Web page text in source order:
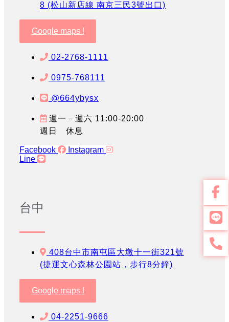
8 (松山新店線 南京三民3號出口)
Google maps !
02-2768-1111
0975-768111
@664ybysx
週一－週六 11:00-20:00
週日 休息
Facebook
Instagram
Line
台中
408台中市南屯區大墩十一街321號
(捷運文心森林公園站，步行8分鐘)
Google maps !
04-2251-9666